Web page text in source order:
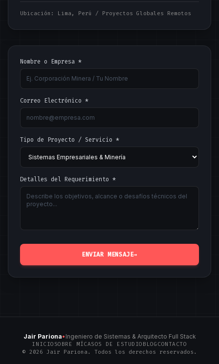
Ubicación: Lima, Perú / Proyectos Globales Remotos
Nombre o Empresa *
Correo Electrónico *
Tipo de Proyecto / Servicio *
Detalles del Requerimiento *
ENVIAR MENSAJE→
Jair Pariona• Ingeniero de Sistemas & Arquitecto Full Stack
INICIO SOBRE MÍCASOS DE ESTUDIO BLOG CONTACTO
© 2026 Jair Pariona. Todos los derechos reservados.